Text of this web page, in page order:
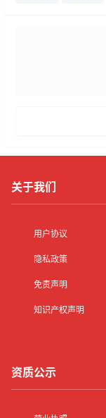
关于我们
用户协议
隐私政策
免责声明
知识产权声明
资质公示